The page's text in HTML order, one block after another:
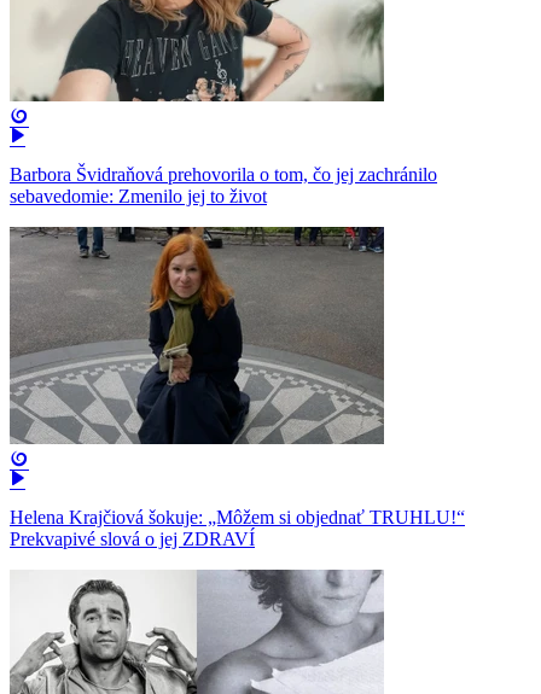
Barbora Švidraňová prehovorila o tom, čo jej zachránilo
sebavedomie: Zmenilo jej to život
Helena Krajčiová šokuje: „Môžem si objednať TRUHLU!“
Prekvapivé slová o jej ZDRAVÍ